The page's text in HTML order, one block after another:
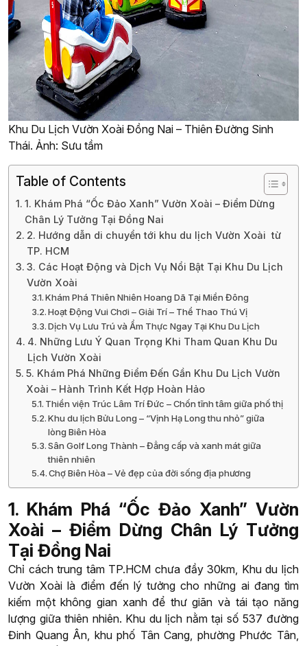
Khu Du Lịch Vườn Xoài Đồng Nai – Thiên Đường Sinh
Thái. Ảnh: Sưu tầm
Table of Contents
1. Khám Phá “Ốc Đảo Xanh” Vườn Xoài – Điểm Dừng
Chân Lý Tưởng Tại Đồng Nai
2. Hướng dẫn di chuyển tới khu du lịch Vườn Xoài từ
TP. HCM
3. Các Hoạt Động và Dịch Vụ Nổi Bật Tại Khu Du Lịch
Vườn Xoài
Khám Phá Thiên Nhiên Hoang Dã Tại Miền Đông
Hoạt Động Vui Chơi – Giải Trí – Thể Thao Thú Vị
Dịch Vụ Lưu Trú và Ẩm Thực Ngay Tại Khu Du Lịch
4. Những Lưu Ý Quan Trọng Khi Tham Quan Khu Du
Lịch Vườn Xoài
5. Khám Phá Những Điểm Đến Gần Khu Du Lịch Vườn
Xoài – Hành Trình Kết Hợp Hoàn Hảo
Thiền viện Trúc Lâm Trí Đức – Chốn tĩnh tâm giữa phố thị
Khu du lịch Bửu Long – “Vịnh Hạ Long thu nhỏ” giữa
lòng Biên Hòa
Sân Golf Long Thành – Đẳng cấp và xanh mát giữa
thiên nhiên
Chợ Biên Hòa – Vẻ đẹp của đời sống địa phương
1. Khám Phá “Ốc Đảo Xanh” Vườn
Xoài – Điểm Dừng Chân Lý Tưởng
Tại Đồng Nai
Chỉ cách trung tâm TP.HCM chưa đầy 30km, Khu du lịch
Vườn Xoài là điểm đến lý tưởng cho những ai đang tìm
kiếm một không gian xanh để thư giãn và tái tạo năng
lượng giữa thiên nhiên. Khu du lịch nằm tại số 537 đường
Đinh Quang Ân, khu phố Tân Cang, phường Phước Tân,